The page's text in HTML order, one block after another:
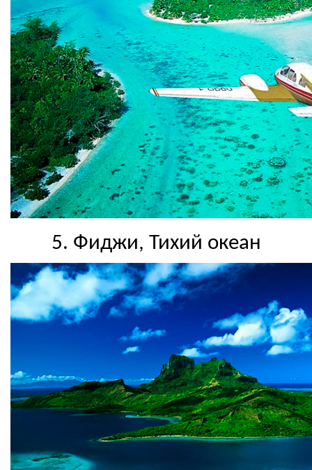
5. Фиджи, Тихий океан